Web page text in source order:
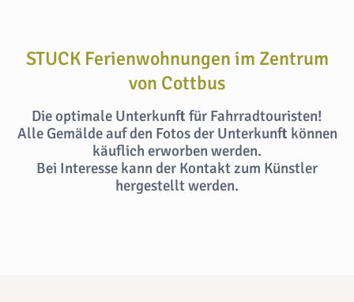
STUCK Ferienwohnungen im Zentrum
von Cottbus
Die optimale Unterkunft für Fahrradtouristen!
Alle Gemälde auf den Fotos der Unterkunft können
käuflich erworben werden.
Bei Interesse kann der Kontakt zum Künstler
hergestellt werden.